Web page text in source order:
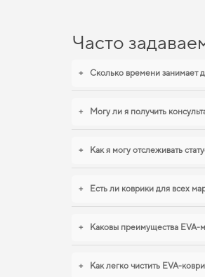
Часто
+ Сколько времени занимает
+ Могу ли я получить
+ Как я могу отслеживать
+ Есть ли коврики для всех
+ Каковы преимущества EVA-
+ Как легко чистить EVA-